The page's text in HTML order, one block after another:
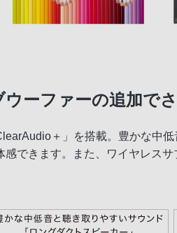
ーファーの追加で
＋」を搭載。豊かな中
できます。また、ワイヤレス